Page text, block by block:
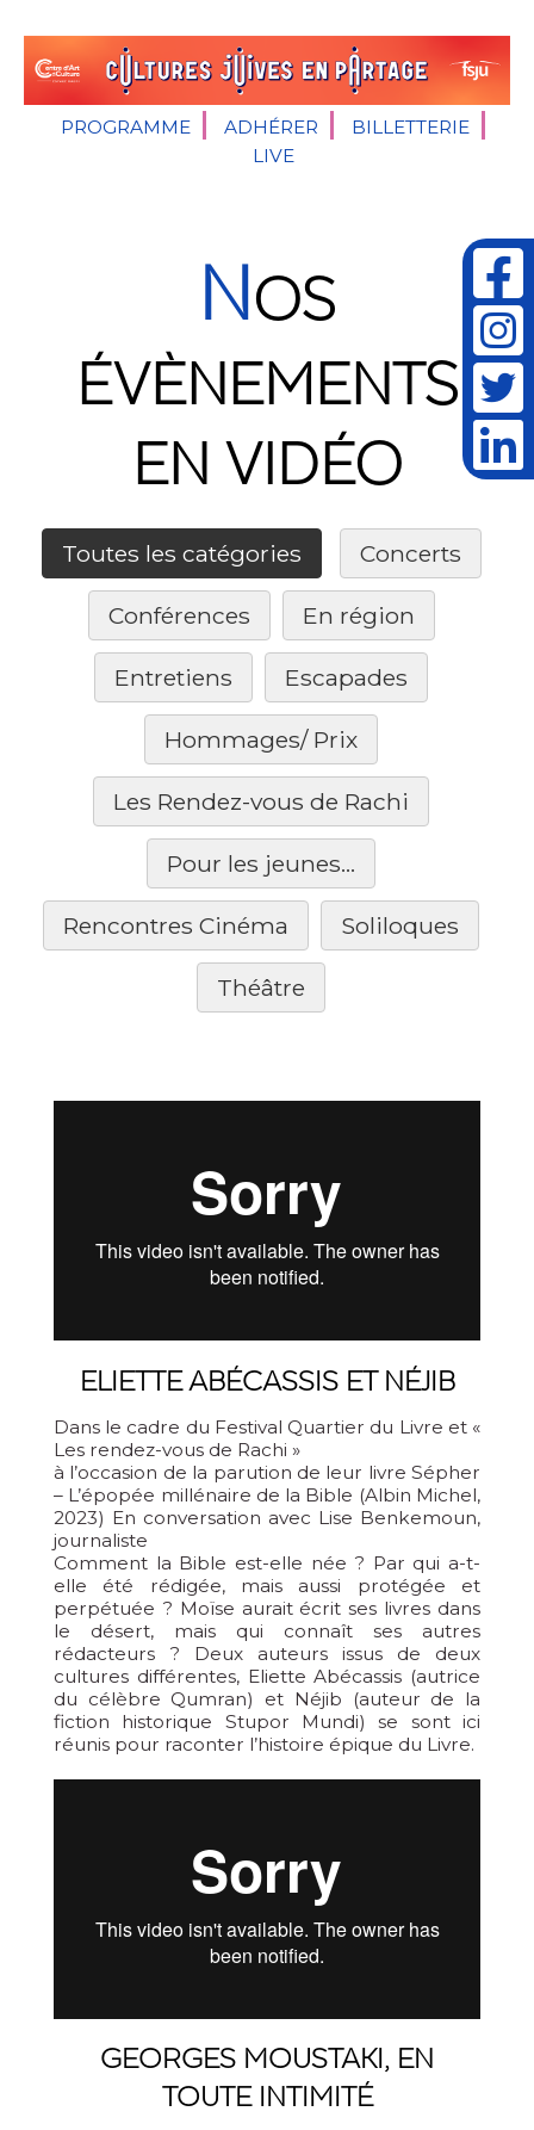
PROGRAMME ADHÉRER
BILLETTERIE
LIVE
NOS
ÉVÈNEMENTS
EN VIDÉO
Toutes les catégories Concerts
Conférences En région
Entretiens Escapades
Hommages/ Prix
Les Rendez-vous de Rachi
Pour les jeunes...
Rencontres Cinéma Soliloques
Théâtre
ELIETTE ABÉCASSIS ET NÉJIB
Dans le cadre du Festival Quartier du Livre et «
Les rendez-vous de Rachi »
à l’occasion de la parution de leur livre Sépher
– L’épopée millénaire de la Bible (Albin Michel,
2023) En conversation avec Lise Benkemoun,
journaliste
Comment la Bible est-elle née ? Par qui a-t-
elle été rédigée, mais aussi protégée et
perpétuée ? Moïse aurait écrit ses livres dans
le désert, mais qui connaît ses autres
rédacteurs ? Deux auteurs issus de deux
cultures différentes, Eliette Abécassis (autrice
du célèbre Qumran) et Néjib (auteur de la
fiction historique Stupor Mundi) se sont ici
réunis pour raconter l’histoire épique du Livre.
GEORGES MOUSTAKI, EN
TOUTE INTIMITÉ